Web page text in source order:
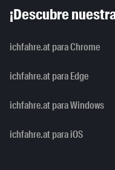
¡Descubre
ichfahre.at para Chrome
ichfahre.at para Edge
ichfahre.at para Windows
ichfahre.at para iOS